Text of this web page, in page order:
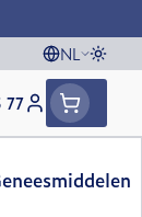
NL
Talen
77
Klant menu
EHBO
voor Dieren
Toon